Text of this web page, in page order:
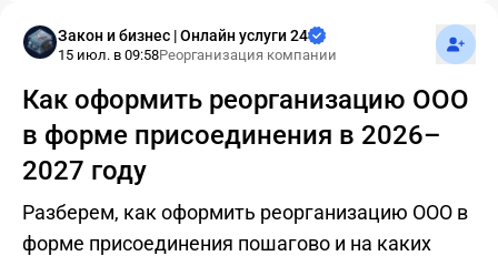
Закон и бизнес | Онлайн услуги 24
15 июл. в 09:58Реорганизация компании
Как оформить реорганизацию ООО
в форме присоединения в 2026–
2027 году
Разберем, как оформить реорганизацию ООО в
форме присоединения пошагово и на каких